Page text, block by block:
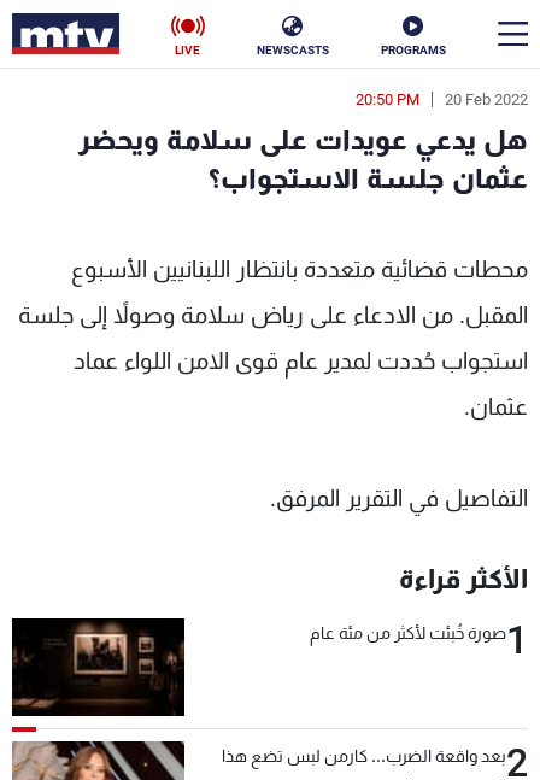
PROGRAMS
NEWSCASTS
LIVE
20 Feb 2022
20:50 PM
هل يدعي عويدات على سلامة ويحضر
عثمان جلسة الاستجواب؟
محطات قضائية متعددة بانتظار اللبنانيين الأسبوع
المقبل. من الادعاء على رياض سلامة وصولاً إلى جلسة
استجواب حُددت لمدير عام قوى الامن اللواء عماد
عثمان.
التفاصيل في التقرير المرفق.
الأكثر قراءة
1صورة خُبئت لأكثر من مئة عام
2بعد واقعة الضرب... كارمن لبس تضع هذا
en
الأخبار
إقتصاد فن
منوعات رياضة
البرامج
شاهد البرامج
الترددات
لاعلاناتكم
شروط الإسـتخدام
سياسة الخصوصية